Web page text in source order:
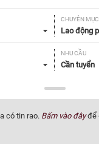
CHUYÊN MỤC
Lao động
NHU CẦU
Cần tuyển
có tin rao. Bấm vào đâyđể